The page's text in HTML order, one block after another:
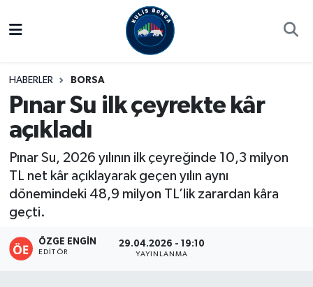
HABERLER BORSA
Pınar Su ilk çeyrekte kâr
açıkladı
Pınar Su, 2026 yılının ilk çeyreğinde 10,3 milyon
TL net kâr açıklayarak geçen yılın aynı
dönemindeki 48,9 milyon TL’lik zarardan kâra
geçti.
ÖZGE ENGIN
EDITÖR
29.04.2026 - 19:10
YAYINLANMA
Kulis Haber
Halka Arzlar
Ekonomi
Süper Lig Puan Durumu ve Fikstür
Tüm Manşetler
Son Dakika Haberleri